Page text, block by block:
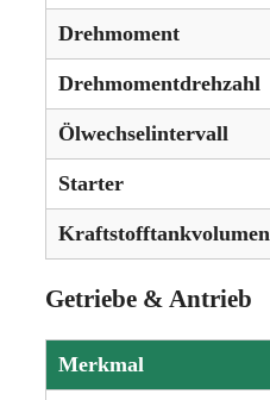
Drehmoment
Drehmomentdrehzahl
Ölwechselintervall
Starter
Kraftstofftankvolumen
Getriebe & Antrieb
Merkmal